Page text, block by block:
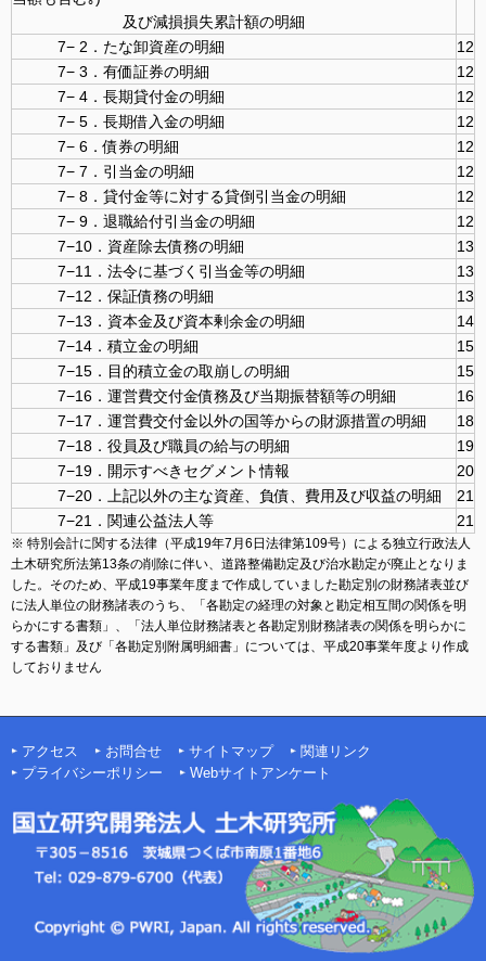
及び減損損失累計額の明細
7− 2．たな卸資産の明細
12
7− 3．有価証券の明細
12
7− 4．長期貸付金の明細
12
7− 5．長期借入金の明細
12
7− 6．債券の明細
12
7− 7．引当金の明細
12
7− 8．貸付金等に対する貸倒引当金の明細
12
7− 9．退職給付引当金の明細
12
7−10．資産除去債務の明細
13
7−11．法令に基づく引当金等の明細
13
7−12．保証債務の明細
13
7−13．資本金及び資本剰余金の明細
14
7−14．積立金の明細
15
7−15．目的積立金の取崩しの明細
15
7−16．運営費交付金債務及び当期振替額等の明細
16
7−17．運営費交付金以外の国等からの財源措置の明細
18
7−18．役員及び職員の給与の明細
19
7−19．開示すべきセグメント情報
20
7−20．上記以外の主な資産、負債、費用及び収益の明細
21
7−21．関連公益法人等
21
※ 特別会計に関する法律（平成19年7月6日法律第109号）による独立行政法人
土木研究所法第13条の削除に伴い、道路整備勘定及び治水勘定が廃止となりま
した。そのため、平成19事業年度まで作成していました勘定別の財務諸表並び
に法人単位の財務諸表のうち、「各勘定の経理の対象と勘定相互間の関係を明
らかにする書類」、「法人単位財務諸表と各勘定別財務諸表の関係を明らかに
する書類」及び「各勘定別附属明細書」については、平成20事業年度より作成
しておりません
アクセス お問合せ サイトマップ
関連リンク
プライバシーポリシー
Webサイトアンケート